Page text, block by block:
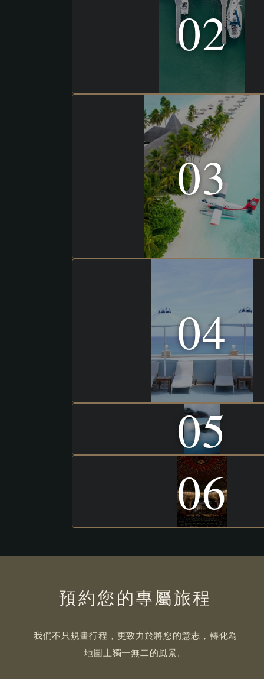
02
03
04
05
06
預約您的專屬旅程
我們不只規畫行程，更致力於將您的意志，轉化為
地圖上獨一無二的風景。